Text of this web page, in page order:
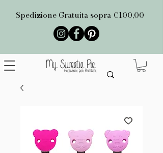
Spedizione Gratuita sopra €100,00